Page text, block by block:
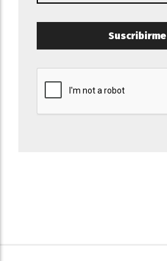
Suscribirme